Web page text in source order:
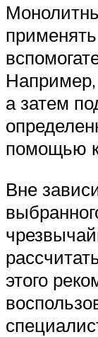
Например,
а затем
помощью
Вне
этого